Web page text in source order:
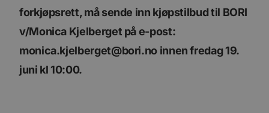
forkjøpsrett, må sende inn kjøpstilbud til BORI
v/Monica Kjelberget på e-post:
monica.kjelberget@bori.no innen fredag 19.
juni kl 10:00.